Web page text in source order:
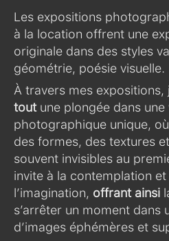
Les expositions
à la location offrent une
originale dans des styles
géométrie, poésie visuelle.
À travers mes expositions,
toutune plongée dans une
photographique unique,
des formes, des textures
souvent invisibles au
invite à la contemplation et
l’imagination, offrant ainsi
s’arrêter un moment dans
d’images éphémères et